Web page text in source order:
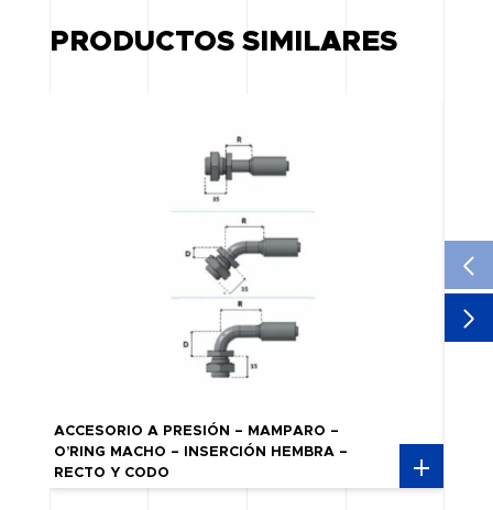
PRODUCTOS SIMILARES
ACCESORIO A PRESIÓN – MAMPARO –
O’RING MACHO – INSERCIÓN HEMBRA –
RECTO Y CODO